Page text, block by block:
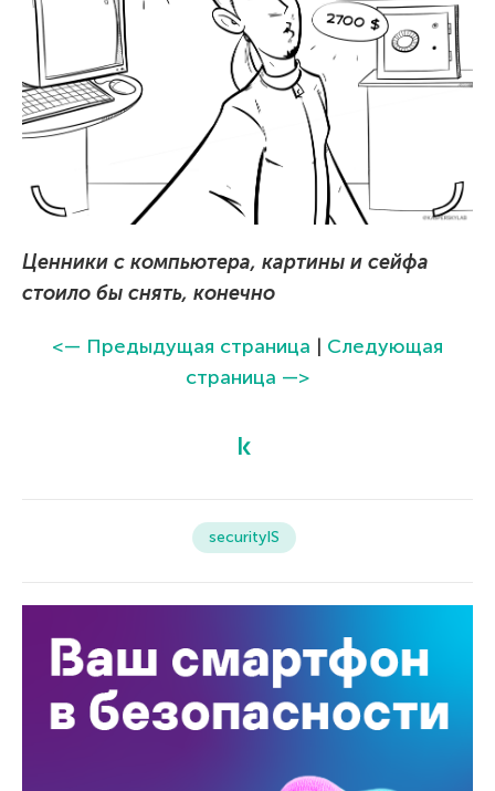
Ценники с компьютера, картины и сейфа
стоило бы снять, конечно
<— Предыдущая страница | Следующая
страница —>
securityIS